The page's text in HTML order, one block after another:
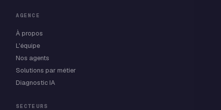
AGENCE
À propos
L'équipe
Nos agents
Solutions par métier
Diagnostic IA
SECTEURS